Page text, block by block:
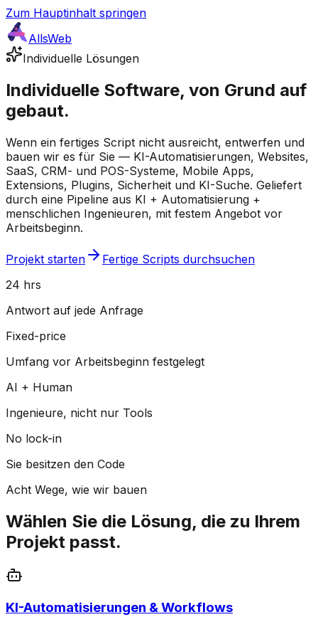
Zum Hauptinhalt springen
AllsWeb
Individuelle Lösungen
Individuelle Software, von Grund auf
gebaut.
Wenn ein fertiges Script nicht ausreicht, entwerfen und
bauen wir es für Sie — KI-Automatisierungen, Websites,
SaaS, CRM- und POS-Systeme, Mobile Apps,
Extensions, Plugins, Sicherheit und KI-Suche. Geliefert
durch eine Pipeline aus KI + Automatisierung +
menschlichen Ingenieuren, mit festem Angebot vor
Arbeitsbeginn.
Projekt starten
Fertige Scripts durchsuchen
24 hrs
Antwort auf jede Anfrage
Fixed-price
Umfang vor Arbeitsbeginn festgelegt
AI + Human
Ingenieure, nicht nur Tools
No lock-in
Sie besitzen den Code
Acht Wege, wie wir bauen
Wählen Sie die Lösung, die zu Ihrem
Projekt passt.
KI-Automatisierungen & Workflows